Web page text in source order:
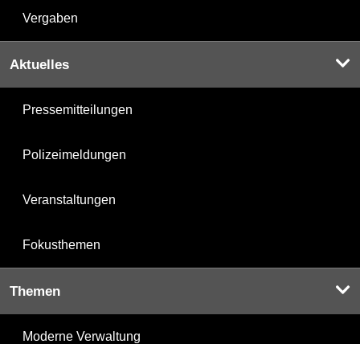
Vergaben
Aktuelles
Pressemitteilungen
Polizeimeldungen
Veranstaltungen
Fokusthemen
Themen
Moderne Verwaltung